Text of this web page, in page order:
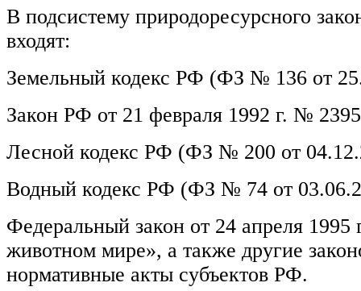
В подсистему природоресурсного
входят:
Земельный кодекс РФ (ФЗ № 136 от
Закон РФ от 21 февраля 1992 г. №
Лесной кодекс РФ (ФЗ № 200 от
Водный кодекс РФ (ФЗ № 74 от
Федеральный закон от 24 апреля
животном мире», а также другие
нормативные акты субъектов РФ.